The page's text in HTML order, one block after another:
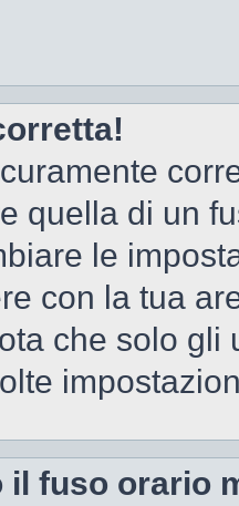
quella di un
le
con la tua
che solo
il fuso orario